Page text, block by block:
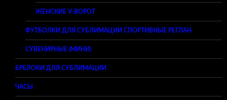
ЖЕНСКИЕ V-ВОРОТ
ФУТБОЛКИ ДЛЯ СУБЛИМАЦИИ СПОРТИВНЫЕ РЕГЛАН
СУВЕНИРНЫЕ (МИНИ)
БРЕЛОКИ ДЛЯ СУБЛИМАЦИИ
ЧАСЫ